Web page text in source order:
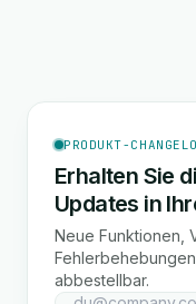
PRODUKT-
Erhalten Sie
Updates in
Neue Funktionen,
abbestellbar.